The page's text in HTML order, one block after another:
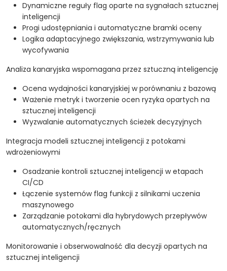
Dynamiczne reguły flag oparte na sygnałach sztucznej
inteligencji
Progi udostępniania i automatyczne bramki oceny
Logika adaptacyjnego zwiększania, wstrzymywania lub
wycofywania
Analiza kanaryjska wspomagana przez sztuczną inteligencję
Ocena wydajności kanaryjskiej w porównaniu z bazową
Ważenie metryk i tworzenie ocen ryzyka opartych na
sztucznej inteligencji
Wyzwalanie automatycznych ścieżek decyzyjnych
Integracja modeli sztucznej inteligencji z potokami
wdrożeniowymi
Osadzanie kontroli sztucznej inteligencji w etapach
CI/CD
Łączenie systemów flag funkcji z silnikami uczenia
maszynowego
Zarządzanie potokami dla hybrydowych przepływów
automatycznych/ręcznych
Monitorowanie i obserwowalność dla decyzji opartych na
sztucznej inteligencji